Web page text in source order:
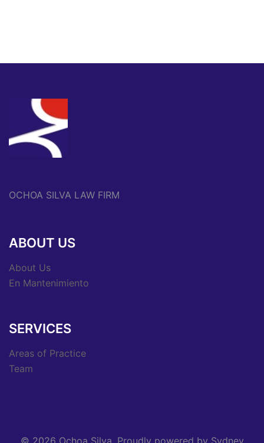
OCHOA SILVA LAW FIRM
ABOUT US
About Us
En Mantenimiento
SERVICES
Areas of Practice
Team